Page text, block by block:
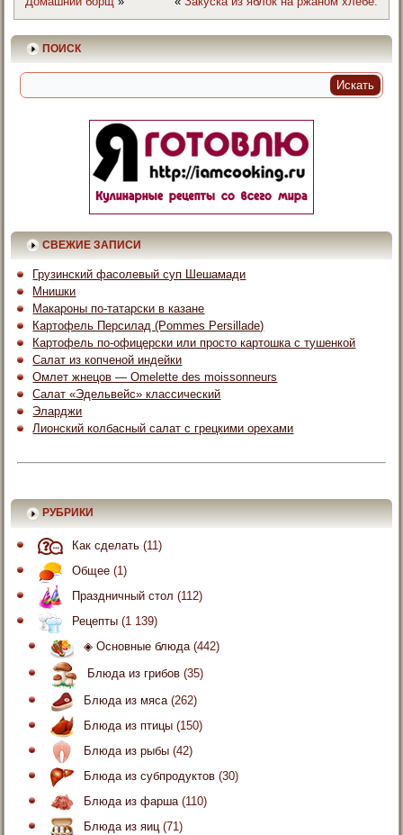
ПОИСК
СВЕЖИЕ ЗАПИСИ
Грузинский фасолевый суп Шешамади
Мнишки
Макароны по-татарски в казане
Картофель Персилад (Pommes Persillade)
Картофель по-офицерски или просто картошка с тушенкой
Салат из копченой индейки
Омлет жнецов — Omelette des moissonneurs
Салат «Эдельвейс» классический
Эларджи
Лионский колбасный салат с грецкими орехами
РУБРИКИ
Как сделать (11)
Общее (1)
Праздничный стол (112)
Рецепты (1 139)
◈ Основные блюда(442)
Блюда из грибов (35)
Блюда из мяса(262)
Блюда из птицы (150)
Блюда из рыбы (42)
Блюда из субпродуктов (30)
Блюда из фарша(110)
Блюда из яиц(71)